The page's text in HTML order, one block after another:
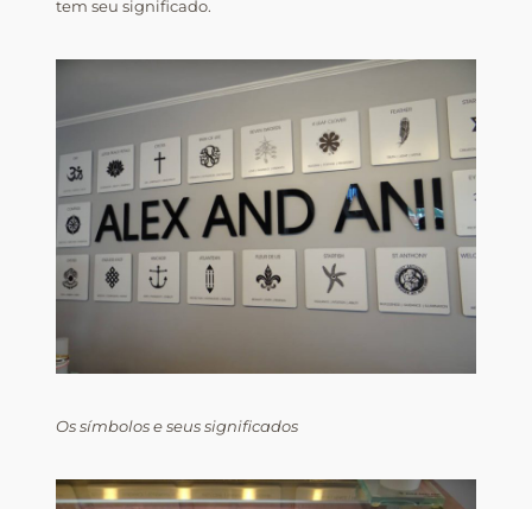
tem seu significado.
Os símbolos e seus significados